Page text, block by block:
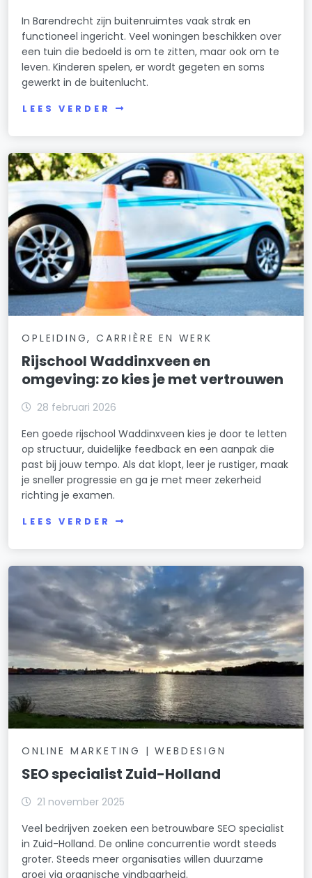
In Barendrecht zijn buitenruimtes vaak strak en
functioneel ingericht. Veel woningen beschikken over
een tuin die bedoeld is om te zitten, maar ook om te
leven. Kinderen spelen, er wordt gegeten en soms
gewerkt in de buitenlucht.
LEES VERDER
OPLEIDING, CARRIÈRE EN WERK
Rijschool Waddinxveen en
omgeving: zo kies je met vertrouwen
28 februari 2026
Een goede rijschool Waddinxveen kies je door te letten
op structuur, duidelijke feedback en een aanpak die
past bij jouw tempo. Als dat klopt, leer je rustiger, maak
je sneller progressie en ga je met meer zekerheid
richting je examen.
LEES VERDER
ONLINE MARKETING | WEBDESIGN
SEO specialist Zuid-Holland
21 november 2025
Veel bedrijven zoeken een betrouwbare SEO specialist
in Zuid-Holland. De online concurrentie wordt steeds
groter. Steeds meer organisaties willen duurzame
groei via organische vindbaarheid.